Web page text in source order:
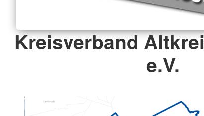
Kreisverband
e.V.